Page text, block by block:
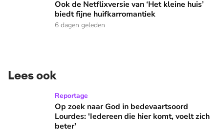
Ook de Netflixversie van ‘Het kleine huis’
biedt fijne huifkarromantiek
6 dagen geleden
Lees ook
Op zoek naar God in bedevaartsoord Lourdes: 'Iedereen
Reportage
Op zoek naar God in bedevaartsoord
Lourdes: 'Iedereen die hier komt, voelt zich
beter'